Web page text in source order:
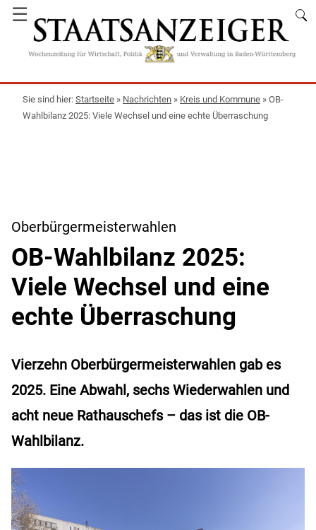
☰
Startseite » Nachrichten » Kreis und Kommune » OB-
Wahlbilanz 2025: Viele Wechsel und eine echte Überraschung
Oberbürgermeisterwahlen
OB-Wahlbilanz 2025:
Viele Wechsel und eine
echte Überraschung
Vierzehn Oberbürgermeisterwahlen gab es
2025. Eine Abwahl, sechs Wiederwahlen und
acht neue Rathauschefs – das ist die OB-
Wahlbilanz.